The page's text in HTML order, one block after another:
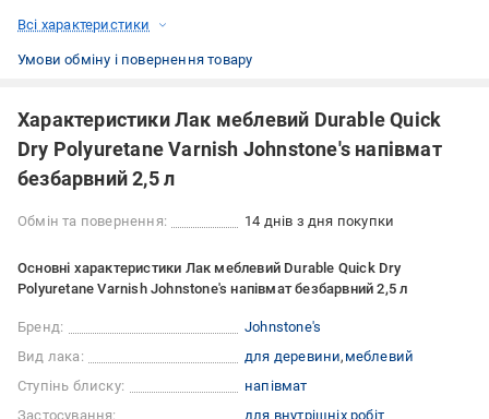
Всі характеристики
Умови обміну і повернення товару
Характеристики Лак меблевий Durable Quick
Dry Polyuretane Varnish Johnstone's напівмат
безбарвний 2,5 л
Обмін та повернення: 14 днів з дня покупки
Основні характеристики Лак меблевий Durable Quick Dry
Polyuretane Varnish Johnstone's напівмат безбарвний 2,5 л
Бренд:
Johnstone's
Вид лака:
для деревини меблевий
Ступінь блиску:
напівмат
Застосування:
для внутрішніх робіт